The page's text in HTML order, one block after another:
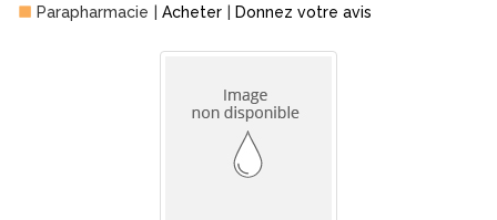
Parapharmacie Acheter Donnez votre avis